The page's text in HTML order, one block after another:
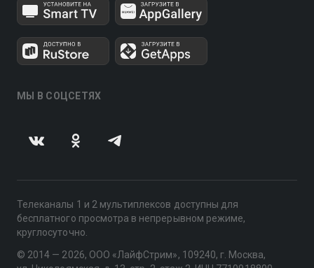
МЫ В СОЦСЕТЯХ
Телеканалы 1 и 2 мультиплексов доступны для
бесплатного просмотра в непрерывном режиме,
круглосуточно.
© 2014 — 2026, ООО «ЛайфСтрим», 109240, г. Москва,